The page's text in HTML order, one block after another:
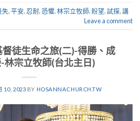
失,平安, 忍耐,恐懼,林宗立牧師, 盼望,試探,講
Leave a comment
徒生命之旅(二)-得勝、成
林宗立牧師(台北主日)
10, 2023 BY HOSANNACHURCH.TW